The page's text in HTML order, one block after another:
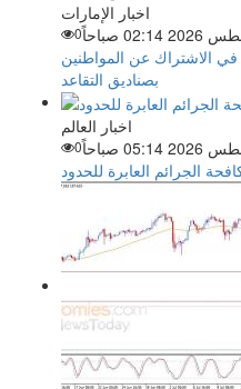
اخبار الإمارات
0
الاشتراك عن المواطنين
بصناديق التقاعد
اخبار العالم
0
الجرائم العابرة للحدود